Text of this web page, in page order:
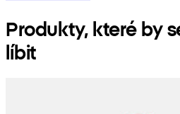
Produkty, které by
líbit